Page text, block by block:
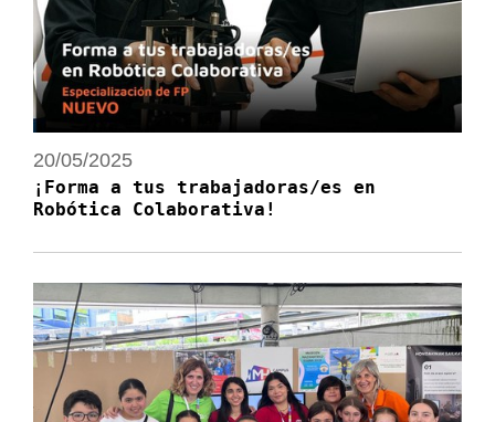
20/05/2025
¡Forma a tus trabajadoras/es en
Robótica Colaborativa!